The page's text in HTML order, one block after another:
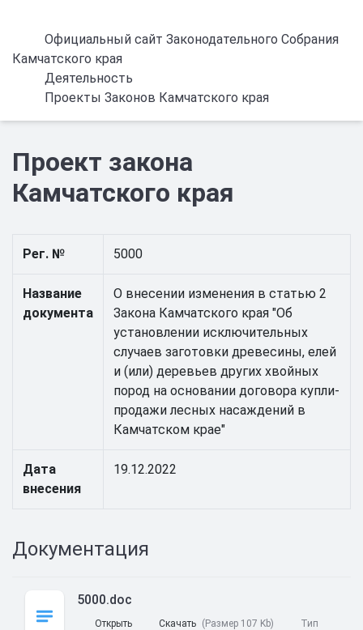
Официальный сайт Законодательного Собрания
Камчатского края
Деятельность
Проекты Законов Камчатского края
Проект закона
Камчатского края
Рег. № 5000
Название
документа
О внесении изменения в статью 2
Закона Камчатского края "Об
установлении исключительных
случаев заготовки древесины, елей
и (или) деревьев других хвойных
пород на основании договора купли-
продажи лесных насаждений в
Камчатском крае"
Дата
внесения
19.12.2022
Документация
5000.doc
Открыть Скачать (Размер 107 Kb)
Тип